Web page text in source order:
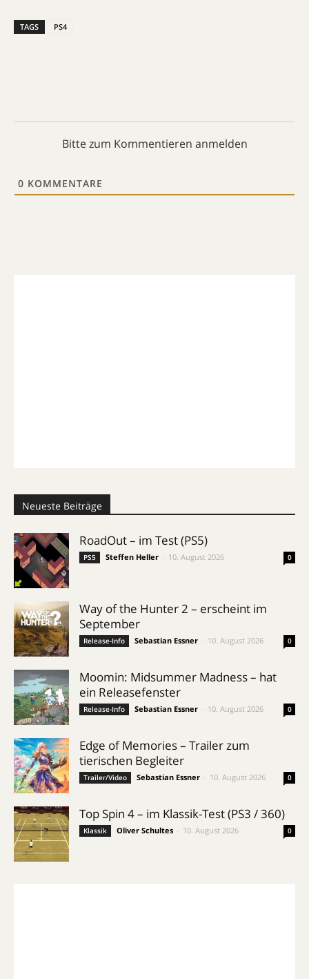
TAGS PS4
Bitte zum Kommentieren anmelden
0 KOMMENTARE
Neueste Beiträge
RoadOut – im Test (PS5)
PS5 Steffen Heller 10. August 2026 0
Way of the Hunter 2 – erscheint im
September
Release-Info Sebastian Essner 10. August 2026 0
Moomin: Midsummer Madness – hat
ein Releasefenster
Release-Info Sebastian Essner 10. August 2026 0
Edge of Memories – Trailer zum
tierischen Begleiter
Trailer/Video Sebastian Essner 10. August 2026 0
Top Spin 4 – im Klassik-Test (PS3 / 360)
Klassik Oliver Schultes 10. August 2026 0